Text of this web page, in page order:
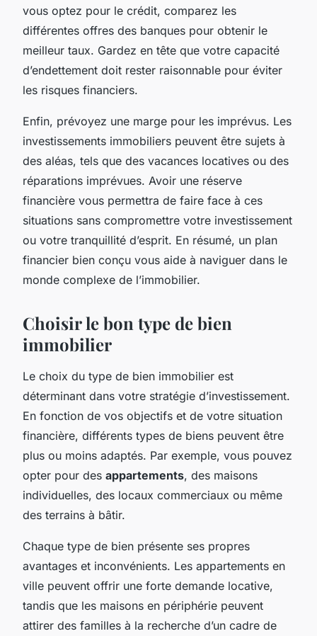
vous optez pour le crédit, comparez les
différentes offres des banques pour obtenir le
meilleur taux. Gardez en tête que votre capacité
d’endettement doit rester raisonnable pour éviter
les risques financiers.
Enfin, prévoyez une marge pour les imprévus. Les
investissements immobiliers peuvent être sujets à
des aléas, tels que des vacances locatives ou des
réparations imprévues. Avoir une réserve
financière vous permettra de faire face à ces
situations sans compromettre votre investissement
ou votre tranquillité d’esprit. En résumé, un plan
financier bien conçu vous aide à naviguer dans le
monde complexe de l’immobilier.
Choisir le bon type de bien
immobilier
Le choix du type de bien immobilier est
déterminant dans votre stratégie d’investissement.
En fonction de vos objectifs et de votre situation
financière, différents types de biens peuvent être
plus ou moins adaptés. Par exemple, vous pouvez
opter pour des appartements, des maisons
individuelles, des locaux commerciaux ou même
des terrains à bâtir.
Chaque type de bien présente ses propres
avantages et inconvénients. Les appartements en
ville peuvent offrir une forte demande locative,
tandis que les maisons en périphérie peuvent
attirer des familles à la recherche d’un cadre de